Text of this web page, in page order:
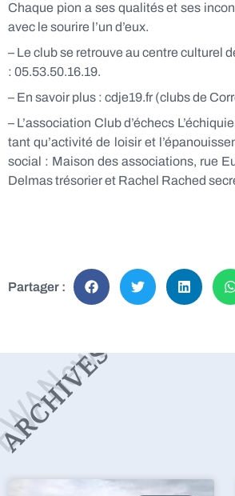
Chaque pion a ses qualités et ses
avec le sourire l’un d’eux.
– Le club se retrouve au centre culturel
: 05.53.50.16.19.
– En savoir plus : cdje19.fr (clubs de
– L’association Club d’échecs
tant qu’activité de loisir et
social : Maison des associations, rue
Delmas trésorier et Rachel Rached
Partager :